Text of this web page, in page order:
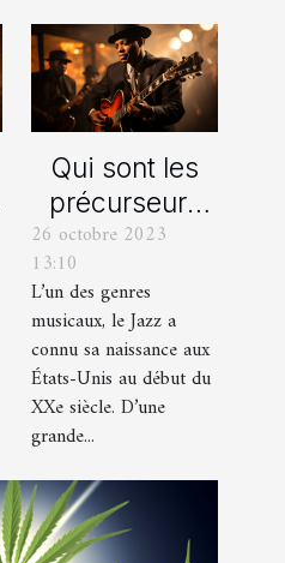
Qui sont les
précurseurs
du JAZZ ?
26 octobre 2023
13:10
L’un des genres
musicaux, le Jazz a
connu sa naissance aux
États-Unis au début du
XXe siècle. D’une
grande...